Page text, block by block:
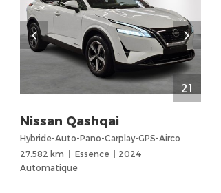
21
Nissan Qashqai
Hybride-Auto-Pano-Carplay-GPS-Airco
27.582 km
Essence
2024
Automatique